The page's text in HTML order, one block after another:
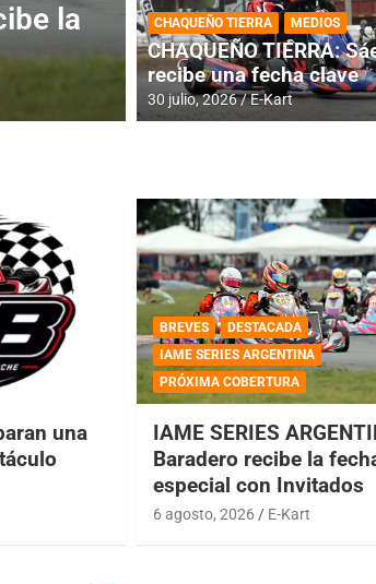
la
RMC BUENOS
histórica en
4 agosto, 2026 E-Kart
CHAQUEÑO TIERRA MEDIOS
CHAQUEÑO TIERRA:
recibe una fecha clave
30 julio, 2026 E-Kart
una
BREVES
DESTACADA
IAME SERIES ARGENTINA
PRÓXIMA COBERTURA
IAME SERIES
Baradero recibe la
especial con Invitados
6 agosto, 2026 E-Kart